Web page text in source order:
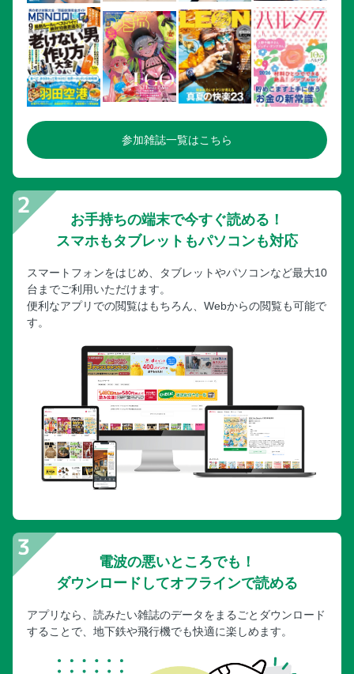
参加雑誌一覧はこちら
お手持ちの端末で今すぐ読める！
スマホもタブレットもパソコンも対応
スマートフォンをはじめ、タブレットやパソコンなど最大10
台までご利用いただけます。
便利なアプリでの閲覧はもちろん、Webからの閲覧も可能で
す。
電波の悪いところでも！
ダウンロードしてオフラインで読める
アプリなら、読みたい雑誌のデータをまるごとダウンロード
することで、地下鉄や飛行機でも快適に楽しめます。